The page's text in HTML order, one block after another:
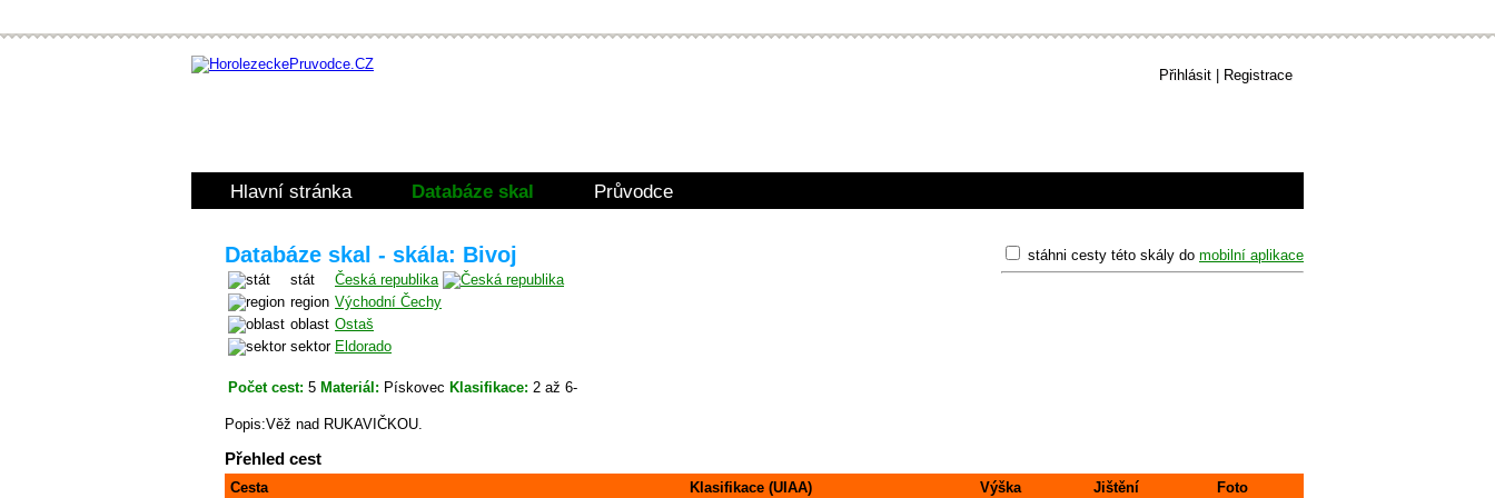
Přihlásit Registrace
Hlavní stránka Databáze skal Průvodce
stáhni cesty této skály do mobilní aplikace
Databáze skal - skála: Bivoj
stát
Česká republika
region Východní Čechy
oblast Ostaš
sektor Eldorado
Počet cest: 5 Materiál: Pískovec Klasifikace: 2 až 6-
Popis:Věž nad RUKAVIČKOU.
Přehled cest
Cesta Klasifikace (UIAA) Výška Jištění
Foto